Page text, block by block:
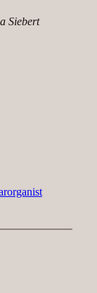
Siebert